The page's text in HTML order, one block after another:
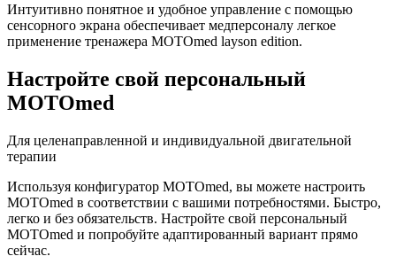
Интуитивно понятное и удобное управление с помощью
сенсорного экрана обеспечивает медперсоналу легкое
применение тренажера MOTOmed layson edition.
Настройте свой персональный
MOTOmed
Для целенаправленной и индивидуальной двигательной
терапии
Используя конфигуратор MOTOmed, вы можете настроить
MOTOmed в соответствии с вашими потребностями. Быстро,
легко и без обязательств. Настройте свой персональный
MOTOmed и попробуйте адаптированный вариант прямо
сейчас.